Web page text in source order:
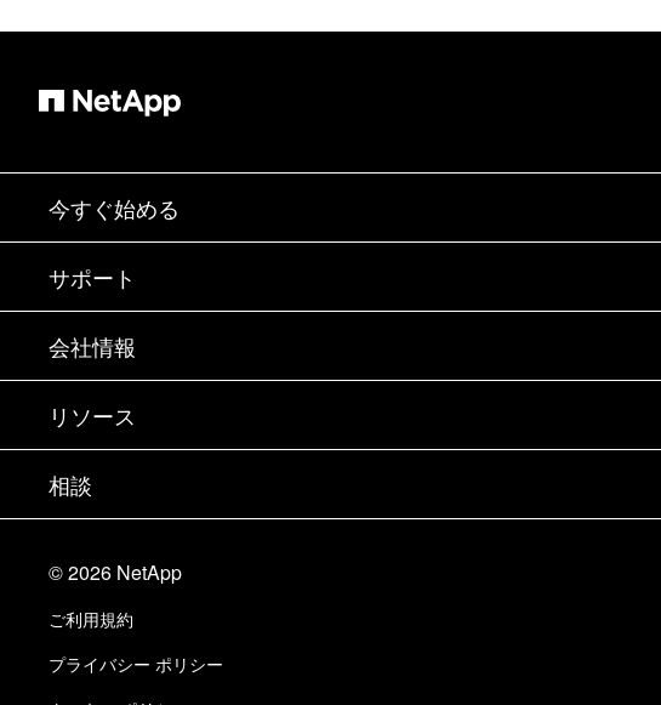
今すぐ始める
購入方法
営業チームへのお問い合わせ
パートナーを検索
エグゼクティブ ブリーフィング
製品A-Z
サポート
サポート
トレーニング
ドキュメント
ナレッジ ベース
コミュニティ
知識の習得
会社情報
会社情報
パートナー
採用情報
Trust Center
責任と持続可能性
品質に関する認定
リソース
ニュースルーム
イベント
ブログ
カスタマー エクスペリエンス
ユーザ事例
相談
当サイトに関するフィードバック
アクセシビリティ
Eメールの登録
©2026 NetApp
ご利用規約
プライバシー ポリシー